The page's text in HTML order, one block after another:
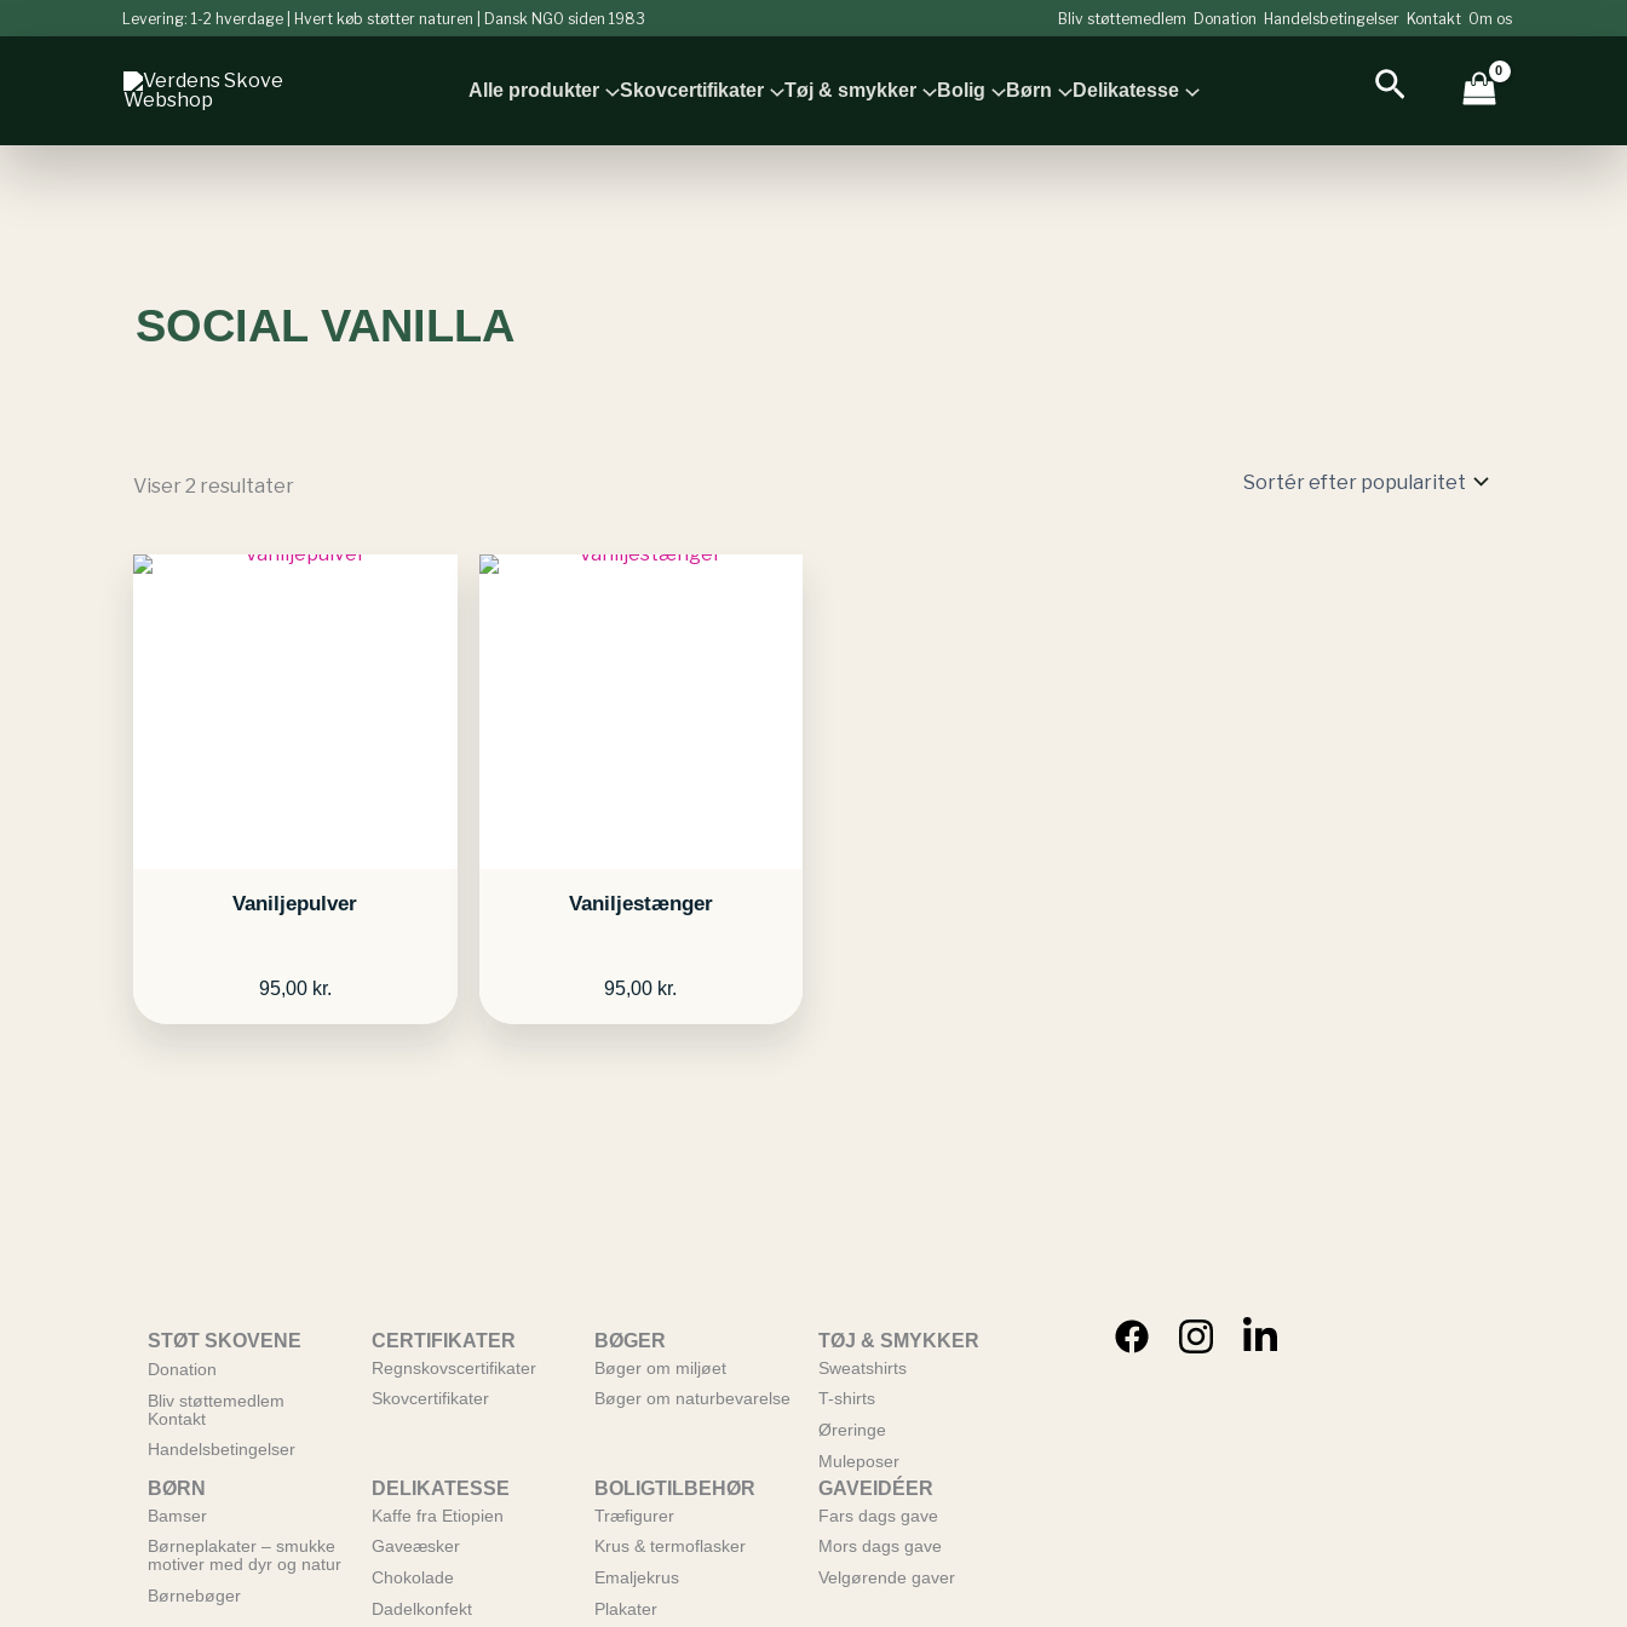
Levering: 1-2 hverdage | Hvert køb støtter naturen | Dansk NGO siden 1983 Bliv støttemedlem Donation Handelsbetingelser Kontakt Om os
Alle produkter Skovcertifikater Tøj & smykker Bolig Børn Delikatesse Søg
SOCIAL VANILLA
Viser 2 resultater
Sorteret
efter
Vaniljepulver
95,00 kr.
Vaniljestænger
95,00 kr.
STØT SKOVENE
Donation
Bliv støttemedlem
Kontakt
Handelsbetingelser
CERTIFIKATER
Regnskovscertifikater
Skovcertifikater
BØGER
Bøger om miljøet
Bøger om naturbevarelse
TØJ & SMYKKER
Sweatshirts
T-shirts
Øreringe
Muleposer
BØRN
Bamser
Børneplakater – smukke
motiver med dyr og natur
Børnebøger
DELIKATESSE
Kaffe fra Etiopien
Gaveæsker
Chokolade
Dadelkonfekt
BOLIGTILBEHØR
Træfigurer
Krus & termoflasker
Emaljekrus
Plakater
GAVEIDÉER
Fars dags gave
Mors dags gave
Velgørende gaver